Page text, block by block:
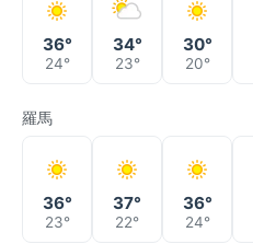
36°
24°
34°
23°
30°
20°
羅馬
36°
23°
37°
22°
36°
24°